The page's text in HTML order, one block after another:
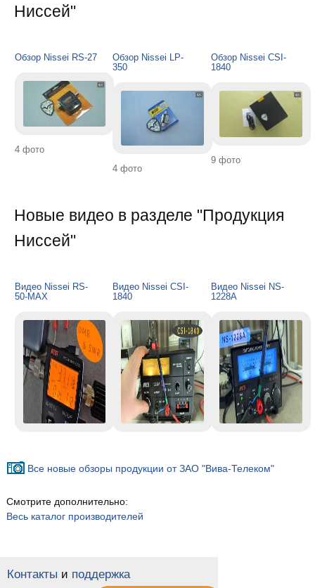
Ниссей"
Обзор Nissei RS-27
4 фото
Обзор Nissei LP-
350
4 фото
Обзор Nissei CSI-
1840
9 фото
Новые видео в разделе "Продукция
Ниссей"
Видео Nissei RS-
50-MAX
Видео Nissei CSI-
1840
Видео Nissei NS-
1228A
Все новые обзоры продукции от ЗАО "Вива-Телеком"
Смотрите дополнительно:
Весь каталог производителей
Контакты и поддержка